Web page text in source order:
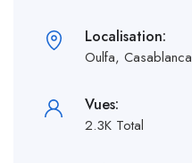
Localisation:
Oulfa, Casablanca
Vues:
2.3K Total